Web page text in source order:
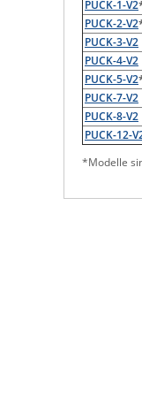
PUCK-1-V2
PUCK-2-V2
PUCK-3-V2
PUCK-4-V2
PUCK-5-V2
PUCK-7-V2
PUCK-8-V2
PUCK-12-
*Modelle